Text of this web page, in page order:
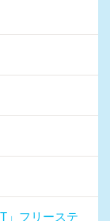
」フリーステ